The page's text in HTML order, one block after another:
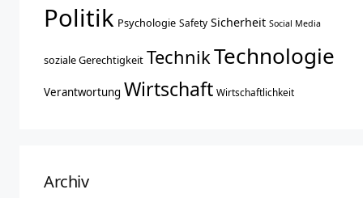
Politik Psychologie Safety Sicherheit Social Media
soziale Gerechtigkeit TechnikTechnologie
Verantwortung Wirtschaft Wirtschaftlichkeit
Archiv